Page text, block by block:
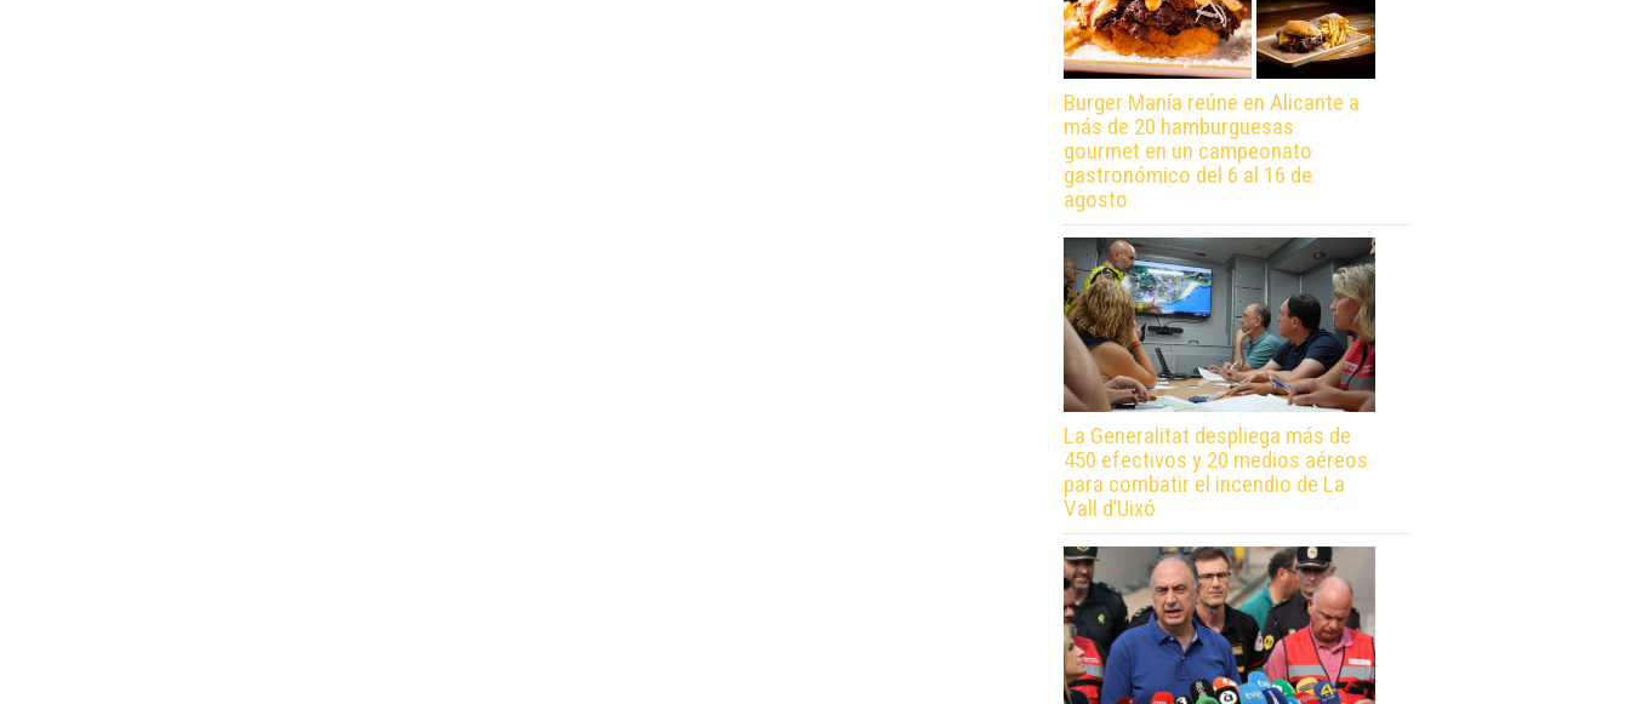
Burger Manía reúne en Alicante a
más de 20 hamburguesas
gourmet en un campeonato
gastronómico del 6 al 16 de
agosto
La Generalitat despliega más de
450 efectivos y 20 medios aéreos
para combatir el incendio de La
Vall d’Uixó